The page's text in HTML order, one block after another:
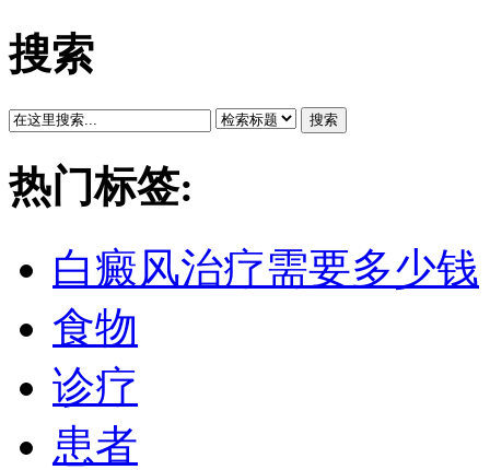
搜索
搜索
热门标签:
白癜风治疗需要多少钱
食物
诊疗
患者